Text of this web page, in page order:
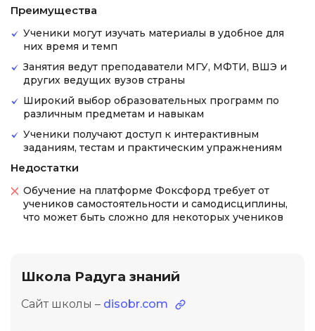
Преимущества
Ученики могут изучать материалы в удобное для
них время и темп
Занятия ведут преподаватели МГУ, МФТИ, ВШЭ и
других ведущих вузов страны
Широкий выбор образовательных программ по
различным предметам и навыкам
Ученики получают доступ к интерактивным
заданиям, тестам и практическим упражнениям
Недостатки
Обучение на платформе Фоксфорд требует от
учеников самостоятельности и самодисциплины,
что может быть сложно для некоторых учеников
Школа Радуга знаний
Сайт школы – disobr.com